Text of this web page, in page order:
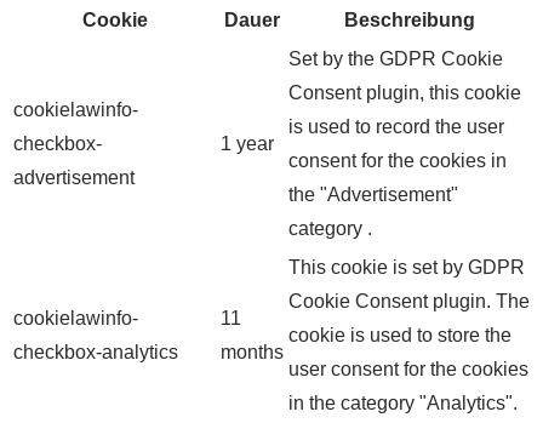
Cookie
Dauer Beschreibung
cookielawinfo-
checkbox-
advertisement
1 year
Set by the GDPR Cookie
Consent plugin, this cookie
is used to record the user
consent for the cookies in
the "Advertisement"
category .
cookielawinfo-
checkbox-analytics
11
months
This cookie is set by GDPR
Cookie Consent plugin. The
cookie is used to store the
user consent for the cookies
in the category "Analytics".